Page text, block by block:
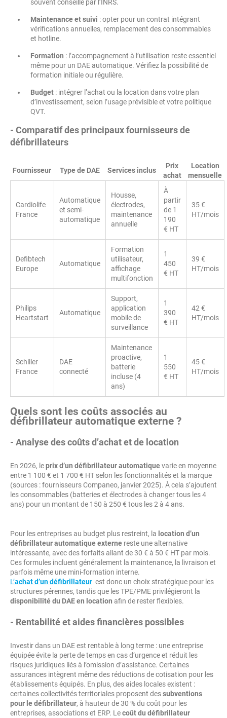
souvent conseillé par l’INRS.
Maintenance et suivi : opter pour un contrat intégrant
vérifications annuelles, remplacement des consommables
et hotline.
Formation : l’accompagnement à l’utilisation reste essentiel
même pour un DAE automatique. Vérifiez la possibilité de
formation initiale ou régulière.
Budget : intégrer l’achat ou la location dans votre plan
d’investissement, selon l’usage prévisible et votre politique
QVT.
- Comparatif des principaux fournisseurs de
défibrillateurs
Fournisseur Type de DAE Services inclus
Prix
achat
Location
mensuelle
Cardiolife
France
Automatique
et semi-
automatique
Housse,
électrodes,
maintenance
annuelle
À
partir
de 1
190
€ HT
35 €
HT/mois
Defibtech
Europe
Automatique
Formation
utilisateur,
affichage
multifonction
1
450
€ HT
39 €
HT/mois
Philips
Heartstart
Automatique
Support,
application
mobile de
surveillance
1
390
€ HT
42 €
HT/mois
Schiller
France
DAE
connecté
Maintenance
proactive,
batterie
incluse (4
ans)
1
550
€ HT
45 €
HT/mois
Quels sont les coûts associés au
défibrillateur automatique externe ?
- Analyse des coûts d’achat et de location
En 2026, leprix d’un défibrillateur automatiquevarie en moyenne
entre 1 100 € et 1 700 € HT selon les fonctionnalités et la marque
(sources : fournisseurs Companeo, janvier 2025). À cela s’ajoutent
les consommables (batteries et électrodes à changer tous les 4
ans) pour un montant de 150 à 250 € tous les 2 à 4 ans.
Pour les entreprises au budget plus restreint, la location d’un
défibrillateur automatique externe reste une alternative
intéressante, avec des forfaits allant de 30 € à 50 € HT par mois.
Ces formules incluent généralement la maintenance, la livraison et
parfois même une mini-formation interne.
L’achat d’un défibrillateur est donc un choix stratégique pour les
structures pérennes, tandis que les TPE/PME privilégieront la
disponibilité du DAE en location afin de rester flexibles.
- Rentabilité et aides financières possibles
Investir dans un DAE est rentable à long terme : une entreprise
équipée évite la perte de temps en cas d’urgence et réduit les
risques juridiques liés à l’omission d’assistance. Certaines
assurances intègrent même des réductions de cotisation pour les
établissements équipés. En plus, des aides locales existent :
certaines collectivités territoriales proposent dessubventions
pour le défibrillateur, à hauteur de 30 % du coût pour les
entreprises, associations et ERP. Lecoût du défibrillateur